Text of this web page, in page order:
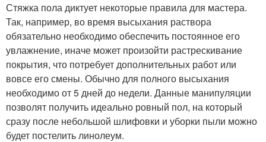
Стяжка пола диктует некоторые правила для мастера.
Так, например, во время высыхания раствора
обязательно необходимо обеспечить постоянное его
увлажнение, иначе может произойти растрескивание
покрытия, что потребует дополнительных работ или
вовсе его смены. Обычно для полного высыхания
необходимо от 5 дней до недели. Данные манипуляции
позволят получить идеально ровный пол, на который
сразу после небольшой шлифовки и уборки пыли можно
будет постелить линолеум.